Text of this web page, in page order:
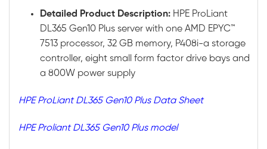
Detailed Product Description: HPE ProLiant
DL365 Gen10 Plus server with one AMD EPYC™
7513 processor, 32 GB memory, P408i-a storage
controller, eight small form factor drive bays and
a 800W power supply
HPE ProLiant DL365 Gen10 Plus Data Sheet
HPE Proliant DL365 Gen10 Plus model